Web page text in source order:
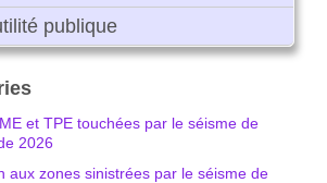
publique
et TPE touchées par le séisme de
2026
aux zones sinistrées par le séisme de